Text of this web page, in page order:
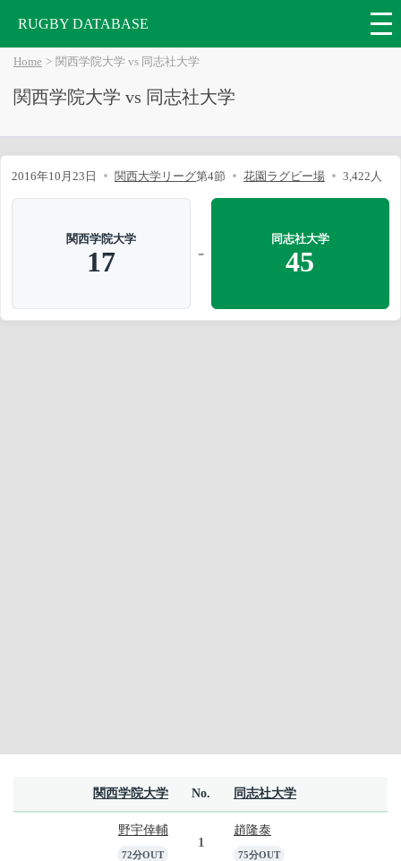
RUGBY DATABASE
Home 関西学院大学 vs 同志社大学
関西学院大学 vs 同志社大学
2016年10月23日 関西大学リーグ第4節 花園ラグビー場 3,422人
関西学院大学
17 -
同志社大学
45
関西学院大学 No. 同志社大学
野宇倖輔
72分OUT
1
趙隆泰
75分OUT